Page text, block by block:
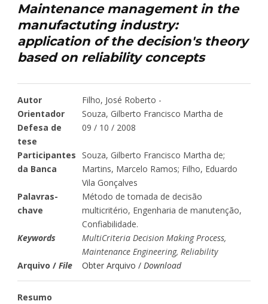
Maintenance management in the
manufactuting industry:
application of the decision's theory
based on reliability concepts
Autor
Filho, José Roberto -
Orientador
Souza, Gilberto Francisco Martha de
Defesa de
tese
09 / 10 / 2008
Participantes
da Banca
Souza, Gilberto Francisco Martha de;
Martins, Marcelo Ramos; Filho, Eduardo
Vila Gonçalves
Palavras-
chave
Método de tomada de decisão
multicritério, Engenharia de manutenção,
Confiabilidade.
Keywords
MultiCriteria Decision Making Process,
Maintenance Engineering, Reliability
Arquivo / File Obter Arquivo / Download
Resumo